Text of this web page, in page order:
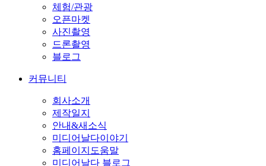
체험/관광
오픈마켓
사진촬영
드론촬영
블로그
커뮤니티
회사소개
제작일지
안내&새소식
미디어날다이야기
홈페이지도움말
미디어날다 블로그